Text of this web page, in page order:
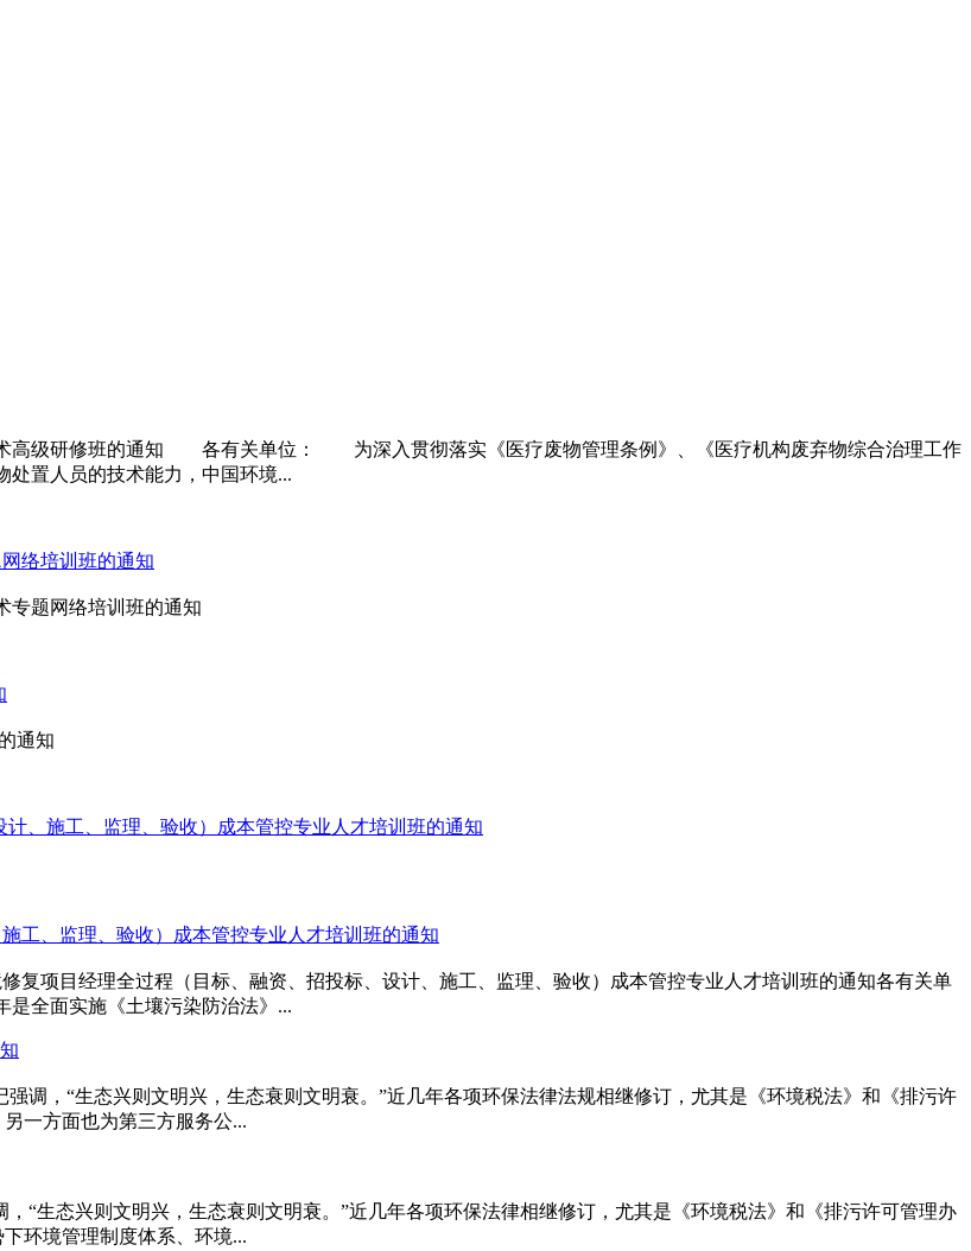
高级研修班的通知 各有关单位： 为深入贯彻落实《医疗废物管理条例》、《医疗机构废弃物综合治理工作
处置人员的技术能力，中国环境...
络培训班的通知
专题网络培训班的通知
通知
、施工、监理、验收）成本管控专业人才培训班的通知
工、监理、验收）成本管控专业人才培训班的通知
复项目经理全过程（目标、融资、招投标、设计、施工、监理、验收）成本管控专业人才培训班的通知各有关单
是全面实施《土壤污染防治法》...
“生态兴则文明兴，生态衰则文明衰。”近几年各项环保法律法规相继修订，尤其是《环境税法》和《排污许
一方面也为第三方服务公...
生态兴则文明兴，生态衰则文明衰。”近几年各项环保法律相继修订，尤其是《环境税法》和《排污许可管理办
环境管理制度体系、环境...